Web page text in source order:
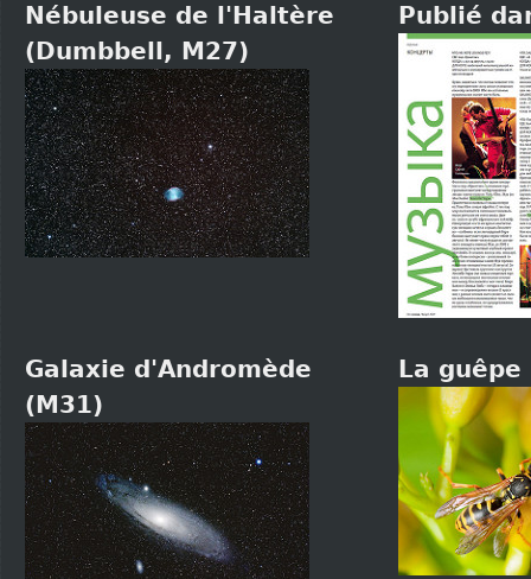
Nébuleuse de l'Haltère
(Dumbbell, M27)
Publié
Galaxie d'Andromède
(M31)
La guêpe